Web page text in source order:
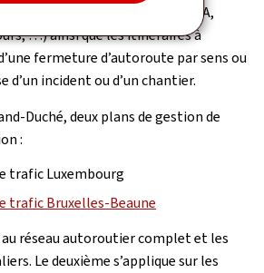
les services d’intervention (CIEA,
…) ainsi que les itinéraires à
fermeture d’autoroute par sens ou
d’un incident ou d’un chantier.
Duché, deux plans de gestion de
:
trafic Luxembourg
trafic Bruxelles-Beaune
au réseau autoroutier complet et les
Le deuxième s’applique sur les